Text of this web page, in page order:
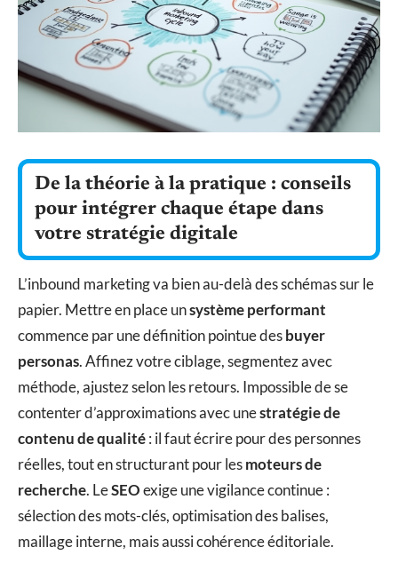
De la théorie à la pratique : conseils
pour intégrer chaque étape dans
votre stratégie digitale
L’inbound marketing va bien au-delà des schémas sur le
papier. Mettre en place unsystème performant
commence par une définition pointue desbuyer
personas. Affinez votre ciblage, segmentez avec
méthode, ajustez selon les retours. Impossible de se
contenter d’approximations avec unestratégie de
contenu de qualité: il faut écrire pour des personnes
réelles, tout en structurant pour lesmoteurs de
recherche. LeSEOexige une vigilance continue :
sélection des mots-clés, optimisation des balises,
maillage interne, mais aussi cohérence éditoriale.